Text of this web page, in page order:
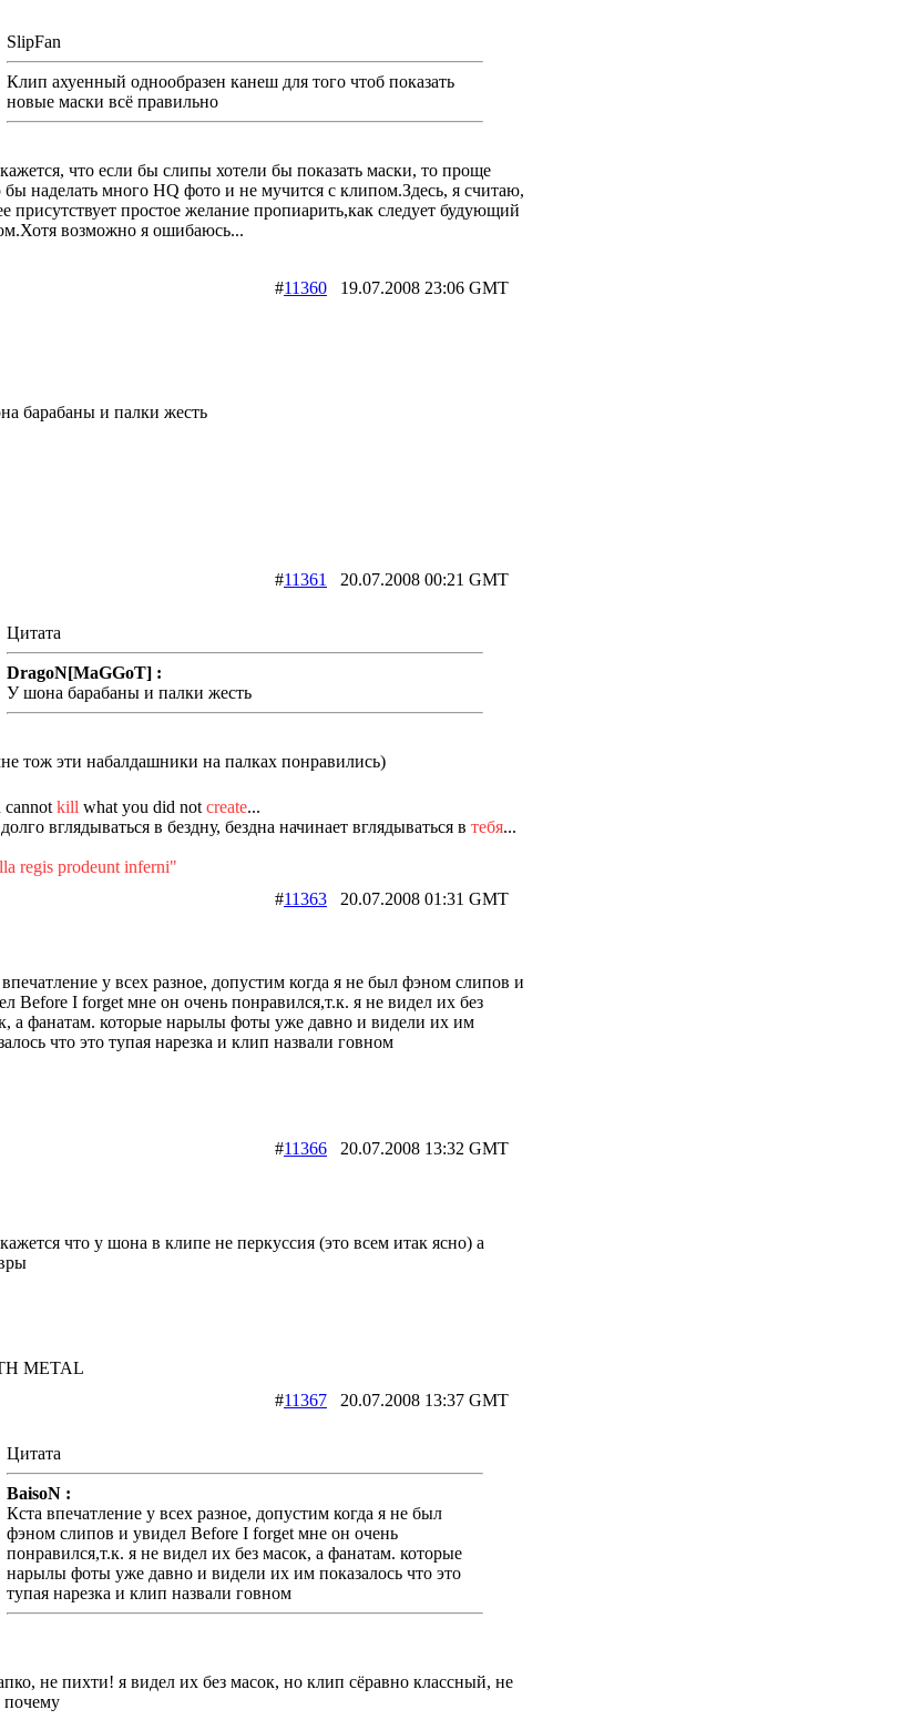
SlipFan
Клип ахуенный однообразен канеш для того чтоб показать
новые маски всё правильно
что если бы слипы хотели бы показать маски, то проще
наделать много HQ фото и не мучится с клипом.Здесь, я считаю,
присутствует простое желание пропиарить,как следует будующий
возможно я ошибаюсь...
#11360 19.07.2008 23:06 GMT
барабаны и палки жесть
#11361 20.07.2008 00:21 GMT
Цитата
DragoN[MaGGoT] :
У шона барабаны и палки жесть
тож эти набалдашники на палках понравились)
cannot kill what you did not create...
вглядываться в бездну, бездна начинает вглядываться в тебя...
regis prodeunt inferni"
#11363 20.07.2008 01:31 GMT
у всех разное, допустим когда я не был фэном слипов и
Before I forget мне он очень понравился,т.к. я не видел их без
а фанатам. которые нарылы фоты уже давно и видели их им
что это тупая нарезка и клип назвали говном
#11366 20.07.2008 13:32 GMT
что у шона в клипе не перкуссия (это всем итак ясно) а
METAL
#11367 20.07.2008 13:37 GMT
Цитата
BaisoN :
Кста впечатление у всех разное, допустим когда я не был
фэном слипов и увидел Before I forget мне он очень
понравился,т.к. я не видел их без масок, а фанатам. которые
нарылы фоты уже давно и видели их им показалось что это
тупая нарезка и клип назвали говном
не пихти! я видел их без масок, но клип сёравно классный, не
почему